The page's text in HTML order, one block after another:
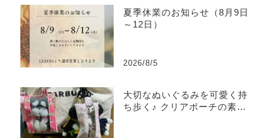
夏季休業のお知らせ（8月9日
～12日）
2026/8/5
大切なぬいぐるみを可愛く持
ち歩く♪ クリアポーチの素敵